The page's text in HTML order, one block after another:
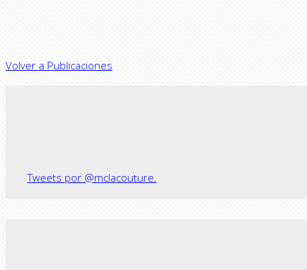
Volver a Publicaciones
Tweets por @mclacouture.